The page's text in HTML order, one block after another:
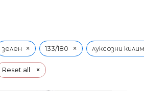
Reset all ×
зелен × 133/180 × луксозни